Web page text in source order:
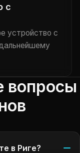
с
устройство с
вопросы
в Риге?